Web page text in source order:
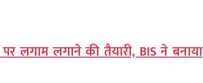
लगाम लगाने की तैयारी, BIS ने बनाया